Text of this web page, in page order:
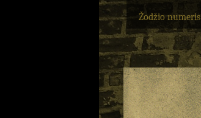
Žodžio numeris